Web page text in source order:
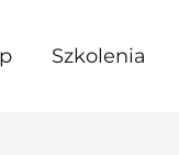
Szkolenia